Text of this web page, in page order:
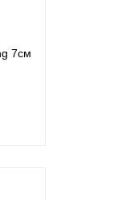
7см